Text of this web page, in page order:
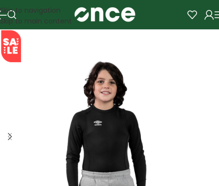
Skip to navigation
Skip to main content
SALE